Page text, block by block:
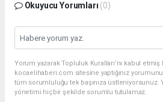
Okuyucu Yorumları (0)
Yorum yazarak Topluluk Kuralları’nı kabul
kocaelihaberi.com sitesine yaptığınız
tüm sorumluluğu tek başınıza üstleniyorsunuz.
yönetimi hiçbir şekilde sorumlu tutulamaz.